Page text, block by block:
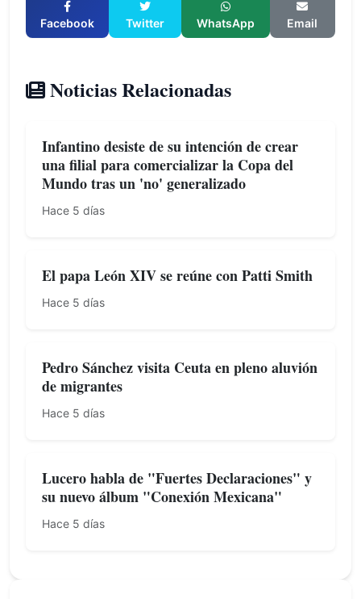
Facebook Twitter WhatsApp Email
Noticias Relacionadas
Infantino desiste de su intención de crear
una filial para comercializar la Copa del
Mundo tras un 'no' generalizado
Hace 5 días
El papa León XIV se reúne con Patti Smith
Hace 5 días
Pedro Sánchez visita Ceuta en pleno aluvión
de migrantes
Hace 5 días
Lucero habla de "Fuertes Declaraciones" y
su nuevo álbum "Conexión Mexicana"
Hace 5 días